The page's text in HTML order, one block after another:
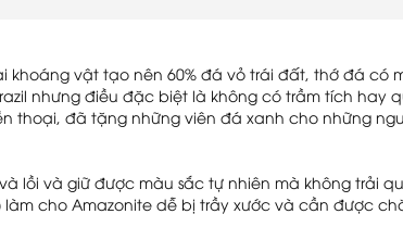
vật tạo nên 60% đá vỏ trái đất, thớ đá có
nhưng điều đặc biệt là không có trầm tích hay
thoại, đã tặng những viên đá xanh cho những
lồi và giữ được màu sắc tự nhiên mà không trải
cho Amazonite dễ bị trầy xước và cần được